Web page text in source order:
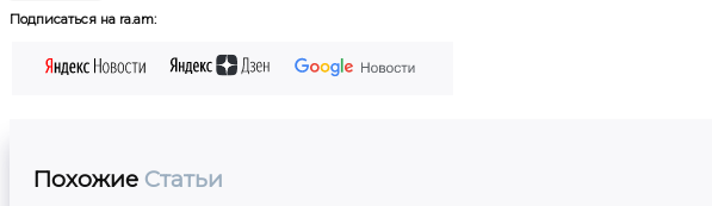
Подписаться на ra.am:
Похожие Статьи